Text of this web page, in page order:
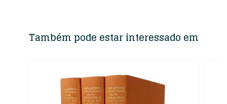
Também pode estar interessado em